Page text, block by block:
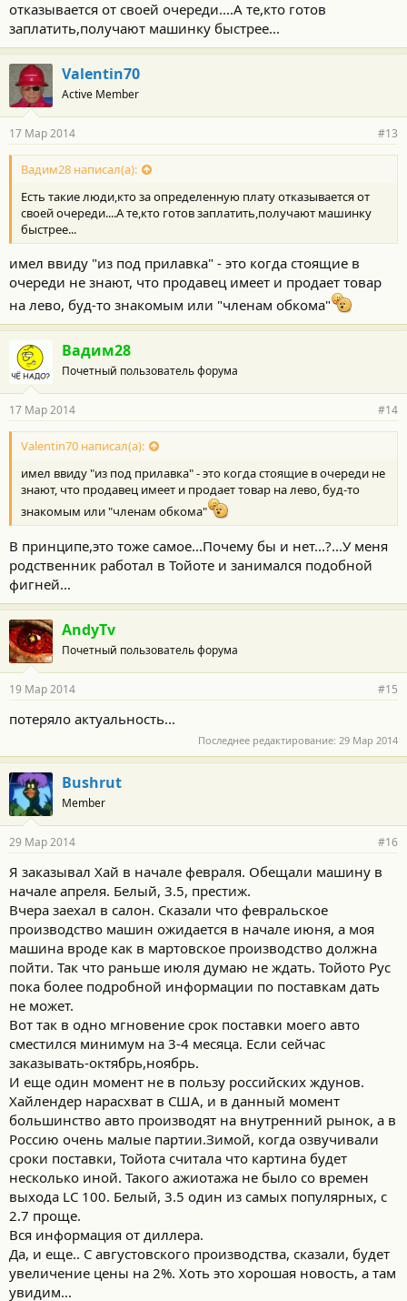
отказывается от своей очереди....А те,кто готов
заплатить,получают машинку быстрее...
Valentin70
Active Member
17 Мар 2014 #13
Вадим28 написал(а):
Есть такие люди,кто за определенную плату отказывается от
своей очереди....А те,кто готов заплатить,получают машинку
быстрее...
имел ввиду "из под прилавка" - это когда стоящие в
очереди не знают, что продавец имеет и продает товар
на лево, буд-то знакомым или "членам обкома"
Вадим28
Почетный пользователь форума
17 Мар 2014 #14
Valentin70 написал(а):
имел ввиду "из под прилавка" - это когда стоящие в очереди не
знают, что продавец имеет и продает товар на лево, буд-то
знакомым или "членам обкома"
В принципе,это тоже самое...Почему бы и нет...?...У меня
родственник работал в Тойоте и занимался подобной
фигней...
AndyTv
Почетный пользователь форума
19 Мар 2014 #15
потеряло актуальность...
Последнее редактирование: 29 Мар 2014
Bushrut
Member
29 Мар 2014 #16
Я заказывал Хай в начале февраля. Обещали машину в
начале апреля. Белый, 3.5, престиж.
Вчера заехал в салон. Сказали что февральское
производство машин ожидается в начале июня, а моя
машина вроде как в мартовское производство должна
пойти. Так что раньше июля думаю не ждать. Тойото Рус
пока более подробной информации по поставкам дать
не может.
Вот так в одно мгновение срок поставки моего авто
сместился минимум на 3-4 месяца. Если сейчас
заказывать-октябрь,ноябрь.
И еще один момент не в пользу российских ждунов.
Хайлендер нарасхват в США, и в данный момент
большинство авто производят на внутренний рынок, а в
Россию очень малые партии.Зимой, когда озвучивали
сроки поставки, Тойота считала что картина будет
несколько иной. Такого ажиотажа не было со времен
выхода LC 100. Белый, 3.5 один из самых популярных, с
2.7 проще.
Вся информация от диллера.
Да, и еще.. С августовского производства, сказали, будет
увеличение цены на 2%. Хоть это хорошая новость, а там
увидим...